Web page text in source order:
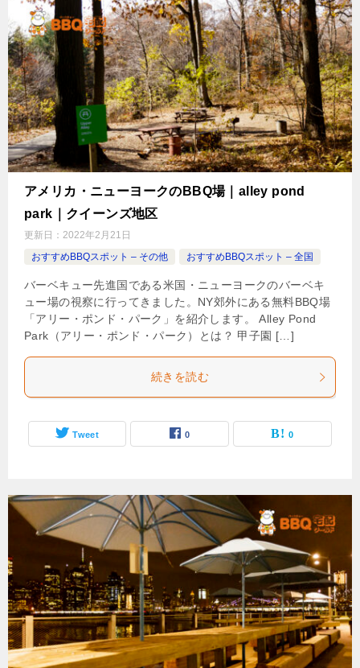
アメリカ・ニューヨークのBBQ場｜alley pond
park｜クイーンズ地区
更新日： 2022年2月21日
おすすめBBQスポット – その他
おすすめBBQスポット – 全国
バーベキュー先進国である米国・ニューヨークのバーベキ
ュー場の視察に行ってきました。NY郊外にある無料BBQ場
「アリー・ポンド・パーク」を紹介します。 Alley Pond
Park（アリー・ポンド・パーク）とは？ 甲子園 […]
続きを読む
Tweet 0 0